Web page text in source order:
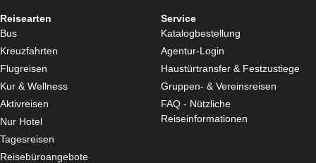
Reisearten
Bus
Kreuzfahrten
Flugreisen
Kur & Wellness
Aktivreisen
Nur Hotel
Tagesreisen
Reisebüroangebote
Service
Katalogbestellung
Agentur-Login
Haustürtransfer & Festzustiege
Gruppen- & Vereinsreisen
FAQ - Nützliche
Reiseinformationen